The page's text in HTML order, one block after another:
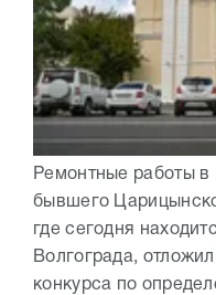
Ремонтные работы в
бывшего
где сегодня
Волгограда,
конкурса по